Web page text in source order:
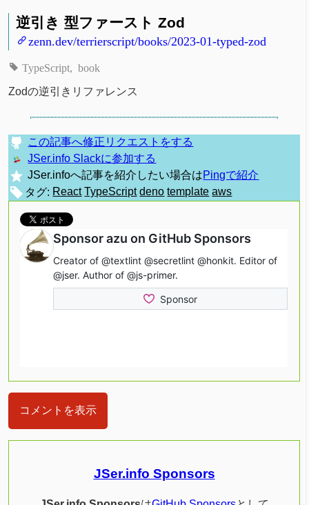
逆引き 型ファースト Zod
zenn.dev/terrierscript/books/2023-01-typed-zod
TypeScript book
Zodの逆引きリファレンス
この記事へ修正リクエストをする
JSer.info Slackに参加する
JSer.infoへ記事を紹介したい場合はPingで紹介
タグ: React TypeScript deno template aws
コメントを表示
JSer.info Sponsors